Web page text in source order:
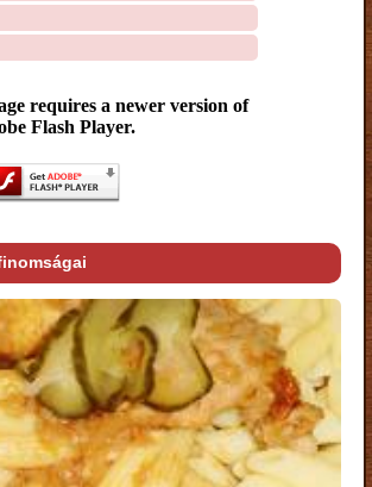
requires a newer version of
Flash Player.